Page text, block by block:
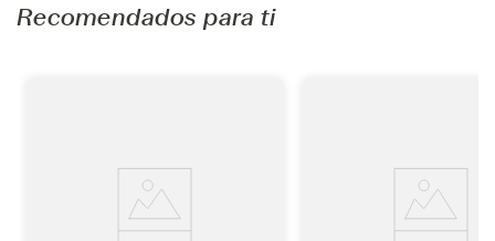
Recomendados para ti